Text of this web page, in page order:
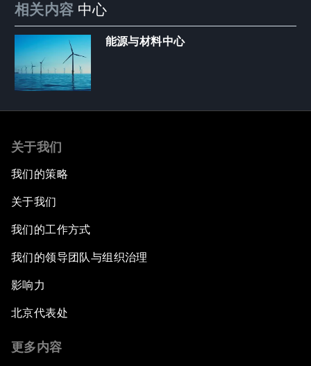
相关内容 中心
能源与材料中心
关于我们
我们的策略
关于我们
我们的工作方式
我们的领导团队与组织治理
影响力
北京代表处
更多内容